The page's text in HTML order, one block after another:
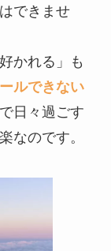
できませ
かれる」も
ルできない
日々過ごす
なのです。